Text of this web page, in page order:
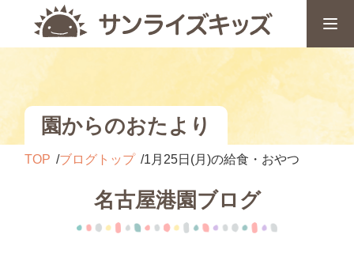
園からのおたより
TOP ブログトップ 1月25日(月)の給食・おやつ
名古屋港園ブログ